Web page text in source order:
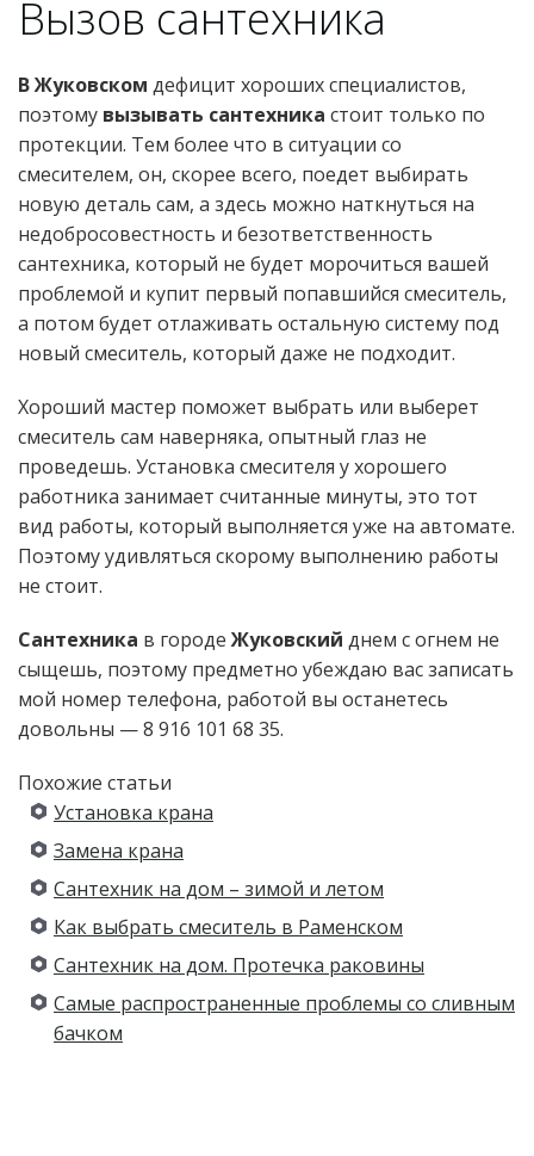
Вызов сантехника
В Жуковском дефицит хороших специалистов,
поэтому вызывать сантехника стоит только по
протекции. Тем более что в ситуации со
смесителем, он, скорее всего, поедет выбирать
новую деталь сам, а здесь можно наткнуться на
недобросовестность и безответственность
сантехника, который не будет морочиться вашей
проблемой и купит первый попавшийся смеситель,
а потом будет отлаживать остальную систему под
новый смеситель, который даже не подходит.
Хороший мастер поможет выбрать или выберет
смеситель сам наверняка, опытный глаз не
проведешь. Установка смесителя у хорошего
работника занимает считанные минуты, это тот
вид работы, который выполняется уже на автомате.
Поэтому удивляться скорому выполнению работы
не стоит.
Сантехника в городеЖуковский днем с огнем не
сыщешь, поэтому предметно убеждаю вас записать
мой номер телефона, работой вы останетесь
довольны — 8 916 101 68 35.
Похожие статьи
Установка крана
Замена крана
Сантехник на дом – зимой и летом
Как выбрать смеситель в Раменском
Сантехник на дом. Протечка раковины
Самые распространенные проблемы со сливным
бачком